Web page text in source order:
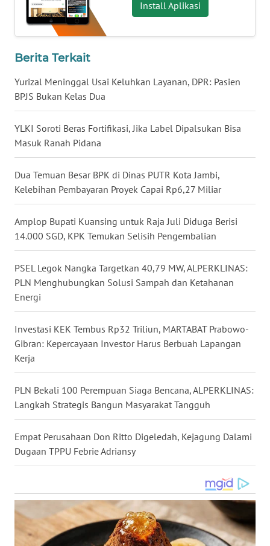
Install Aplikasi
Berita Terkait
Yurizal Meninggal Usai Keluhkan Layanan, DPR: Pasien
BPJS Bukan Kelas Dua
YLKI Soroti Beras Fortifikasi, Jika Label Dipalsukan Bisa
Masuk Ranah Pidana
Dua Temuan Besar BPK di Dinas PUTR Kota Jambi,
Kelebihan Pembayaran Proyek Capai Rp6,27 Miliar
Amplop Bupati Kuansing untuk Raja Juli Diduga Berisi
14.000 SGD, KPK Temukan Selisih Pengembalian
PSEL Legok Nangka Targetkan 40,79 MW, ALPERKLINAS:
PLN Menghubungkan Solusi Sampah dan Ketahanan
Energi
Investasi KEK Tembus Rp32 Triliun, MARTABAT Prabowo-
Gibran: Kepercayaan Investor Harus Berbuah Lapangan
Kerja
PLN Bekali 100 Perempuan Siaga Bencana, ALPERKLINAS:
Langkah Strategis Bangun Masyarakat Tangguh
Empat Perusahaan Don Ritto Digeledah, Kejagung Dalami
Dugaan TPPU Febrie Adriansy
WN
NUSANTARA
WN
WN
WN
KALBAR
WN
KALTENG
WN
KALTARA
WN
KALSEL
WN
KALTIM
WN
SULUT